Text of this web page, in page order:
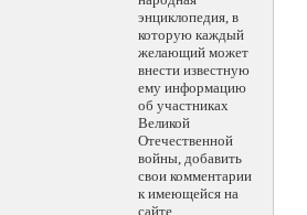
энциклопедия, в
которую каждый
желающий может
внести известную
ему информацию
об участниках
Великой
Отечественной
войны, добавить
свои комментарии
к имеющейся на
сайте